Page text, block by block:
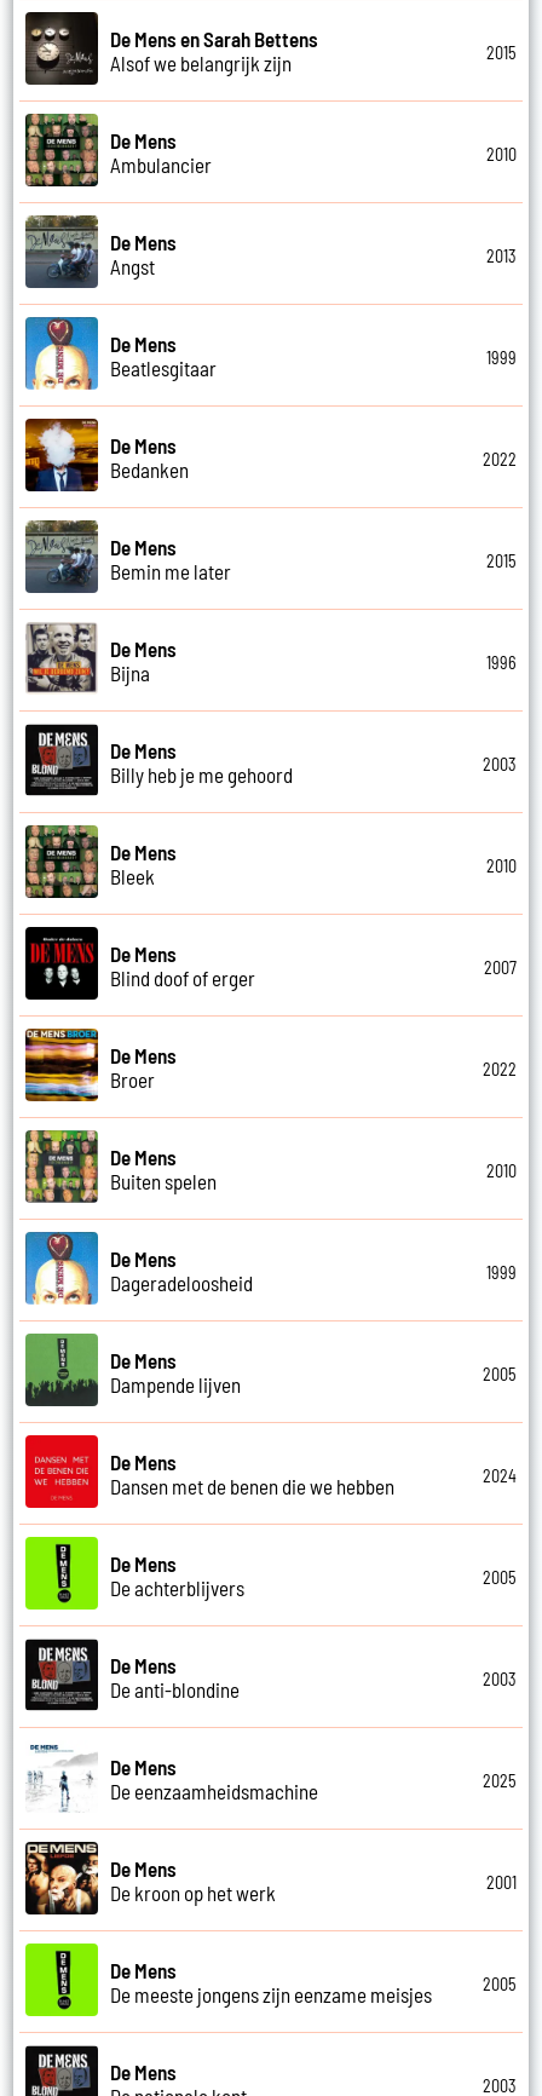
De Mens en Sarah Bettens
Alsof we belangrijk zijn
2015
De Mens
Ambulancier
2010
De Mens
Angst
2013
De Mens
Beatlesgitaar
1999
De Mens
Bedanken
2022
De Mens
Bemin me later
2015
De Mens
Bijna
1996
De Mens
Billy heb je me gehoord
2003
De Mens
Bleek
2010
De Mens
Blind doof of erger
2007
De Mens
Broer
2022
De Mens
Buiten spelen
2010
De Mens
Dageradeloosheid
1999
De Mens
Dampende lijven
2005
De Mens
Dansen met de benen die we hebben
2024
De Mens
De achterblijvers
2005
De Mens
De anti-blondine
2003
De Mens
De eenzaamheidsmachine
2025
De Mens
De kroon op het werk
2001
De Mens
De meeste jongens zijn eenzame meisjes
2005
De Mens
2003